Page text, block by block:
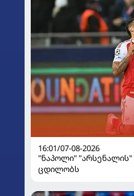
16:01/07-08-2026
"ნაპოლი"
ცდილობს